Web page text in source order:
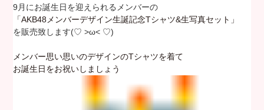
9月にお誕生日を迎えられるメンバーの
「AKB48メンバーデザイン生誕記念Tシャツ&生写真セット」
を販売致します(♡ >ω< ♡)
メンバー思い思いのデザインのTシャツを着て
お誕生日をお祝いしましょう